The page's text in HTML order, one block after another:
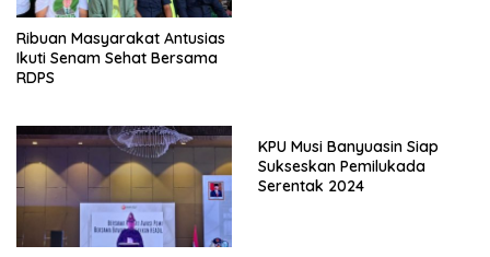
Ribuan Masyarakat Antusias
Ikuti Senam Sehat Bersama
RDPS
KPU Musi Banyuasin Siap
Sukseskan Pemilukada
Serentak 2024